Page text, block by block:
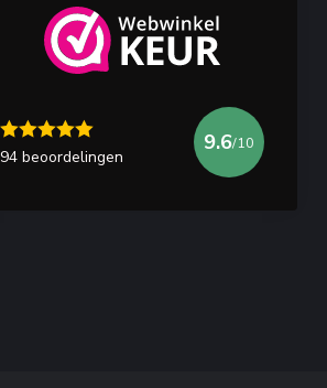
94 beoordelingen
9.6/10